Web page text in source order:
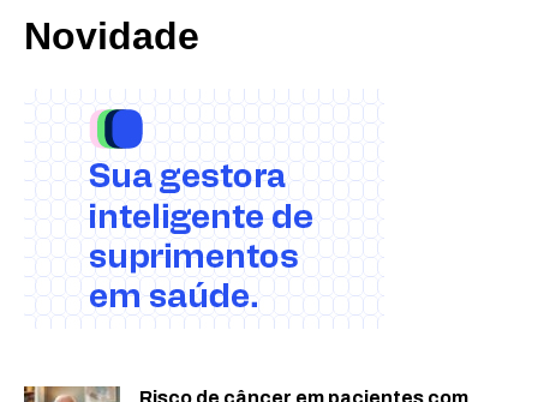
Novidade